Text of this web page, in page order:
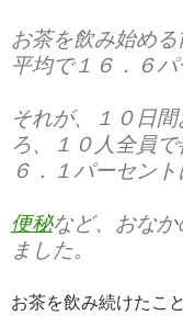
お茶を飲み始める
平均で１６．６パ
それが、
１０日
ろ、１０人全員
６．１パーセント
便秘など、おな
ました。
お茶を飲み続けたこ